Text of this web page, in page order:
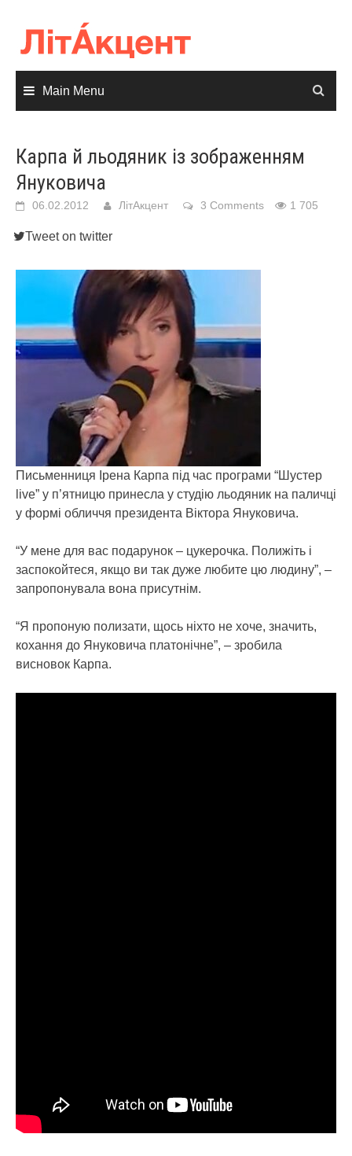
content
Main Menu
Карпа й льодяник із зображенням
Януковича
06.02.2012 ЛітАкцент 3 Comments 1 705
Tweet on twitter
Письменниця Ірена Карпа під час програми “Шустер
live” у п’ятницю принесла у студію льодяник на паличці
у формі обличчя президента Віктора Януковича.
“У мене для вас подарунок – цукерочка. Полижіть і
заспокойтеся, якщо ви так дуже любите цю людину”, –
запропонувала вона присутнім.
“Я пропоную полизати, щось ніхто не хоче, значить,
кохання до Януковича платонічне”, – зробила
висновок Карпа.